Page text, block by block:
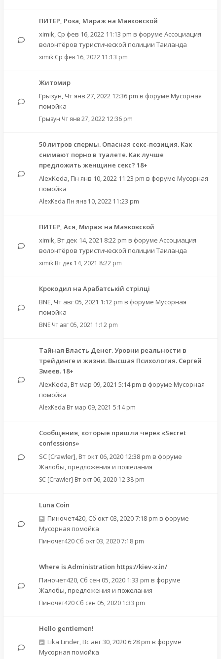
ПИТЕР, Роза, Мираж на Маяковской
ximik, Ср фев 16, 2022 11:13 pm в форуме Ассоциация
волонтёров туристической полиции Таиланда
ximik Ср фев 16, 2022 11:13 pm
Житомир
Грызун, Чт янв 27, 2022 12:36 pm в форуме Мусорная
помойка
Грызун Чт янв 27, 2022 12:36 pm
50 литров спермы. Опасная секс-позиция. Как
снимают порно в туалете. Как лучше
предложить женщине секс? 18+
AlexKeda, Пн янв 10, 2022 11:23 pm в форуме Мусорная
помойка
AlexKeda Пн янв 10, 2022 11:23 pm
ПИТЕР, Ася, Мираж на Маяковской
ximik, Вт дек 14, 2021 8:22 pm в форуме Ассоциация
волонтёров туристической полиции Таиланда
ximik Вт дек 14, 2021 8:22 pm
Крокодил на Арабатській стрілці
BNE, Чт авг 05, 2021 1:12 pm в форуме Мусорная
помойка
BNE Чт авг 05, 2021 1:12 pm
Тайная Власть Денег. Уровни реальности в
трейдинге и жизни. Высшая Психология. Сергей
Змеев. 18+
AlexKeda, Вт мар 09, 2021 5:14 pm в форуме Мусорная
помойка
AlexKeda Вт мар 09, 2021 5:14 pm
Сообщения, которые пришли через «Secret
confessions»
SC [Crawler], Вт окт 06, 2020 12:38 pm в форуме
Жалобы, предложения и пожелания
SC [Crawler] Вт окт 06, 2020 12:38 pm
Luna Coin
Пиночет420, Сб окт 03, 2020 7:18 pm в форуме
Мусорная помойка
Пиночет420 Сб окт 03, 2020 7:18 pm
Where is Administration https://kiev-x.in/
Пиночет420, Сб сен 05, 2020 1:33 pm в форуме
Жалобы, предложения и пожелания
Пиночет420 Сб сен 05, 2020 1:33 pm
Hello gentlemen!
Lika Linder, Вс авг 30, 2020 6:28 pm в форуме
Мусорная помойка